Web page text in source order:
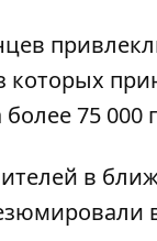
которых
75 000
в